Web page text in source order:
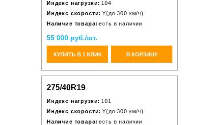
Индекс нагрузки: 104
Индекс скорости: Y(до 300 км/ч)
Наличие товара: есть в наличии
55 000 руб./шт.
КУПИТЬ В 1 КЛИК В КОРЗИНУ
275/40R19
Индекс нагрузки: 101
Индекс скорости: Y(до 300 км/ч)
Наличие товара: есть в наличии